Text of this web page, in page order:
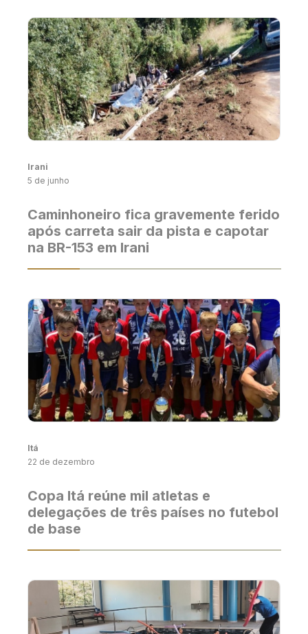
Irani
5 de junho
Caminhoneiro fica gravemente ferido
após carreta sair da pista e capotar
na BR-153 em Irani
Itá
22 de dezembro
Copa Itá reúne mil atletas e
delegações de três países no futebol
de base